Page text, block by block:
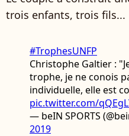
trois enfants, trois fils...
#TrophesUNFP
Christophe Galtier :
trophe, je ne conois
individuelle, elle est
pic.twitter.com/
— beIN SPORTS
2019